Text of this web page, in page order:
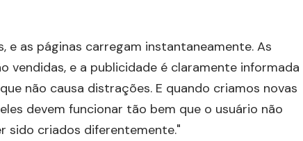
e as páginas carregam instantaneamente. As
vendidas, e a publicidade é claramente informada
não causa distrações. E quando criamos novas
devem funcionar tão bem que o usuário não
sido criados diferentemente."